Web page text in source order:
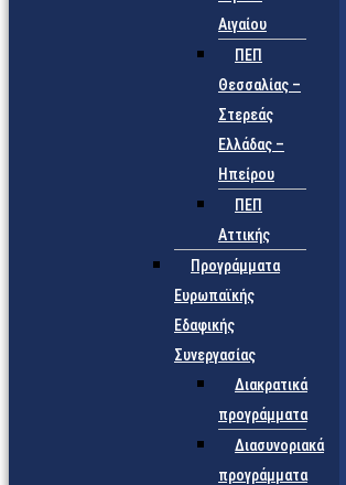
Αιγαίου
ΠΕΠ
Θεσσαλίας –
Στερεάς
Ελλάδας –
Ηπείρου
ΠΕΠ
Αττικής
Προγράμματα
Ευρωπαϊκής
Εδαφικής
Συνεργασίας
Διακρατικά
προγράμματα
Διασυνοριακά
προγράμματα